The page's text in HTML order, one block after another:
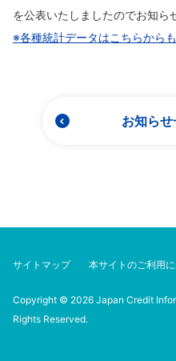
を公表いたしましたのでお知ら
※各種統計データはこちらから
お知ら
サイトマップ 本サイトのご利用
Copyright © 2026 Japan Credit
Rights Reserved.